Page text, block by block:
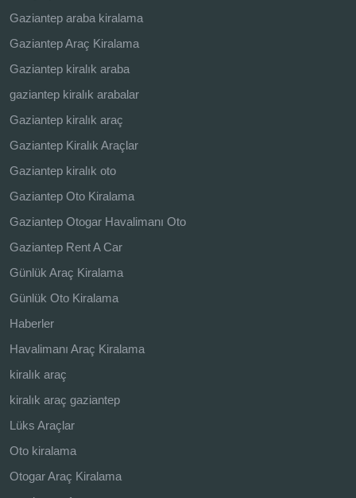
Gaziantep araba kiralama
Gaziantep Araç Kiralama
Gaziantep kiralık araba
gaziantep kiralık arabalar
Gaziantep kiralık araç
Gaziantep Kiralık Araçlar
Gaziantep kiralık oto
Gaziantep Oto Kiralama
Gaziantep Otogar Havalimanı Oto
Gaziantep Rent A Car
Günlük Araç Kiralama
Günlük Oto Kiralama
Haberler
Havalimanı Araç Kiralama
kiralık araç
kiralık araç gaziantep
Lüks Araçlar
Oto kiralama
Otogar Araç Kiralama